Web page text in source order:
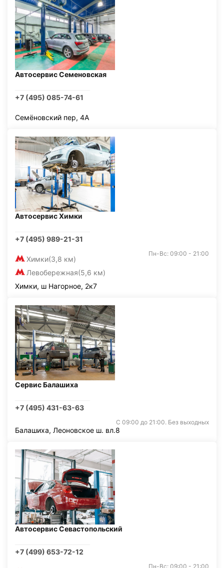
Автосервис Семеновская
+7 (495) 085-74-61
Семёновский пер, 4А
Автосервис Химки
+7 (495) 989-21-31
Химки(3,8 км)
Левобережная(5,6 км)
Пн-Вс: 09:00 - 21:00
Химки, ш Нагорное, 2к7
Сервис Балашиха
+7 (495) 431-63-63
С 09:00 до 21:00. Без выходных
Балашиха, Леоновское ш. вл.8
Автосервис Севастопольский
+7 (499) 653-72-12
Пн-Вс: 09:00 - 21:00